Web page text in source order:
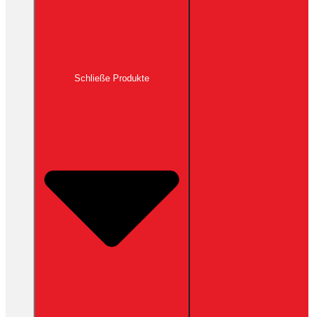
Schließe Produkte